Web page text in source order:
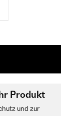
Produkt
und zur